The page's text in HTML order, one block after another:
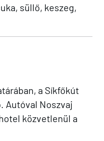
süllő, keszeg,
a Síkfőkút
Autóval Noszvaj
közvetlenül a